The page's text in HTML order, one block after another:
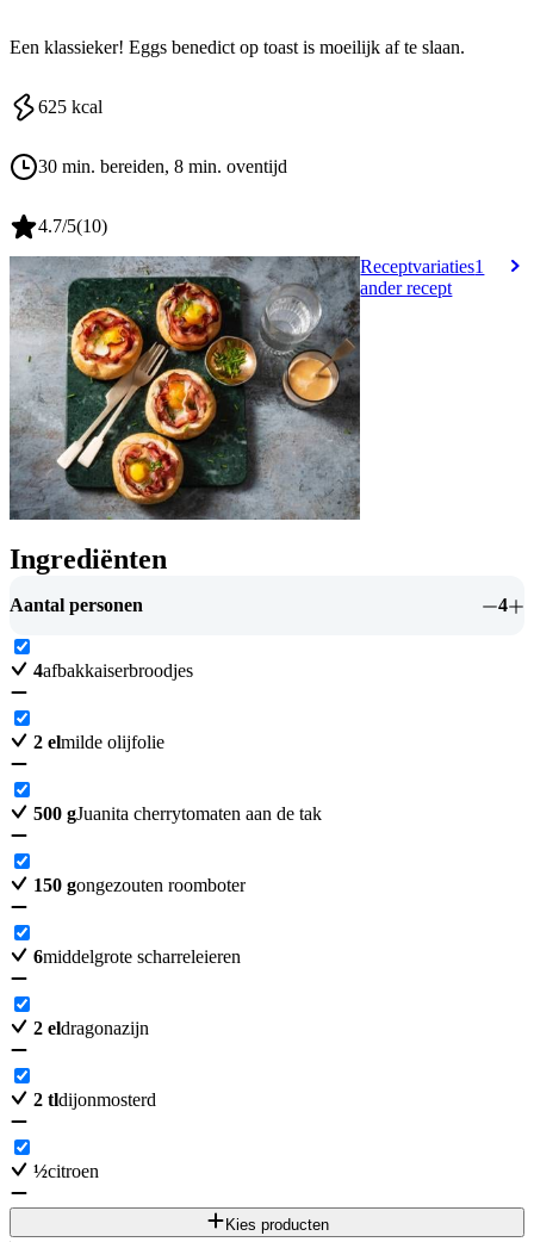
Een klassieker! Eggs benedict op toast is moeilijk af te slaan.
625 kcal
30 min. bereiden, 8 min. oventijd
4.7/5(10)
Receptvariaties1
ander recept
Ingrediënten
Aantal personen 4
4afbakkaiserbroodjes
2 elmilde olijfolie
500 gJuanita cherrytomaten aan de tak
150 gongezouten roomboter
6middelgrote scharreleieren
2 eldragonazijn
2 tldijonmosterd
½citroen
Kies producten